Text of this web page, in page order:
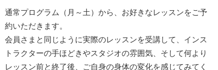
通常プログラム（月～土）から、お好きなレッスンをご予
約いただきます。
会員さまと同じように実際のレッスンを受講して、インス
トラクターの手ほどきやスタジオの雰囲気、そして何より
レッスン前と終了後、ご自身の身体の変化を感じてみてく